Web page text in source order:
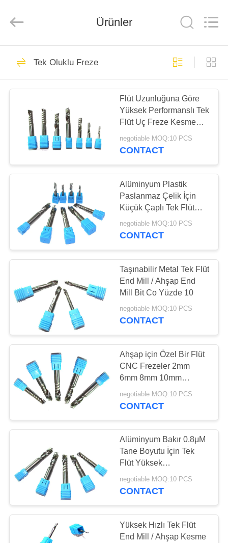
ÜRÜN:%
HAKKIMIZDA
FABRIKA
KALITE
KONTROL
BIZE
ULAŞIN
TEKLIF
ISTEĞI
SITE
HARITASI
PRIVACY
POLICY
Tools
Manufacturing
sert metal uç
değirmen kesici
Alüminyum Parmak
Frezeler
27
Topu burun sonunda
değirmen
35
Köşe yarıçapı
sonunda değirmen
Kare sonu değirmen
Ürünler
Tek Oluklu Freze
Flüt Uzunluğuna Göre
Yüksek Performanslı Tek
Flüt Uç Freze Kesme
Çapı
negotiable MOQ:10 PCS
CONTACT
Alüminyum Plastik
Paslanmaz Çelik İçin
Küçük Çaplı Tek Flüt
End Mill
negotiable MOQ:10 PCS
CONTACT
Taşınabilir Metal Tek Flüt
End Mill / Ahşap End
Mill Bit Co Yüzde 10
negotiable MOQ:10 PCS
CONTACT
Ahşap için Özel Bir Flüt
CNC Frezeler 2mm
6mm 8mm 10mm
Yüksek Hassasiyetli
negotiable MOQ:10 PCS
CONTACT
Alüminyum Bakır 0.8μM
Tane Boyutu İçin Tek
Flüt Yüksek
Performanslı Frezeler
negotiable MOQ:10 PCS
CONTACT
Yüksek Hızlı Tek Flüt
End Mill / Ahşap Kesme